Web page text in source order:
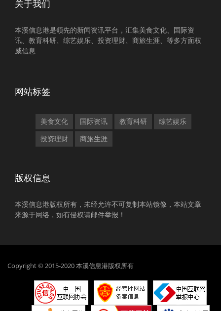
关于我们
本溪信息港是领先的新闻资讯平台，汇集美食文化、国际资
讯、教育科研、综艺娱乐、投资理财、商旅生涯、等多方面权
威信息
网站标签
美食文化 国际资讯 教育科研 综艺娱乐
投资理财 商旅生涯
版权信息
本溪信息港版权所有，未经允许不可复制本站镜像，本站文章
来源于网络，如有侵权请邮件举报！
Copyright © 2015-2020 本溪信息港版权所有